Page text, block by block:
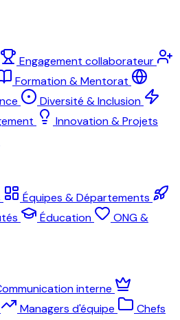
Engagement collaborateur
Formation & Mentorat
Diversité & Inclusion
Innovation & Projets
Équipes & Départements
Éducation
ONG &
interne
Managers d'équipe
Chefs